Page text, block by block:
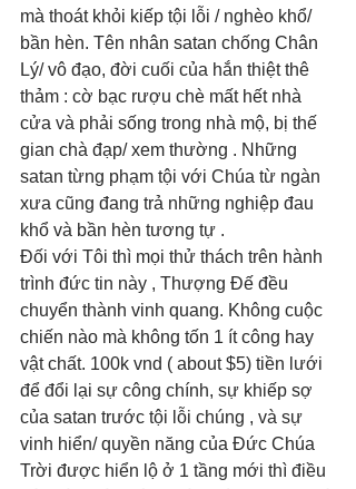
mà thoát khỏi kiếp tội lỗi / nghèo khổ/
bần hèn. Tên nhân satan chống Chân
Lý/ vô đạo, đời cuối của hắn thiệt thê
thảm : cờ bạc rượu chè mất hết nhà
cửa và phải sống trong nhà mộ, bị thế
gian chà đạp/ xem thường . Những
satan từng phạm tội với Chúa từ ngàn
xưa cũng đang trả những nghiệp đau
khổ và bần hèn tương tự .
Đối với Tôi thì mọi thử thách trên hành
trình đức tin này , Thượng Đế đều
chuyển thành vinh quang. Không cuộc
chiến nào mà không tốn 1 ít công hay
vật chất. 100k vnd ( about $5) tiền lưới
để đổi lại sự công chính, sự khiếp sợ
của satan trước tội lỗi chúng , và sự
vinh hiển/ quyền năng của Đức Chúa
Trời được hiển lộ ở 1 tầng mới thì điều